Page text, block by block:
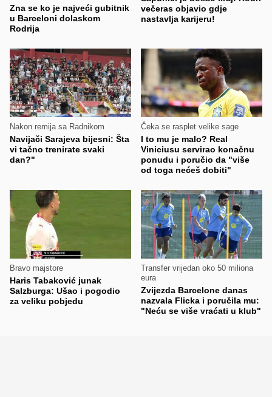
Zna se ko je najveći gubitnik
u Barceloni dolaskom
Rodrija
večeras objavio gdje
nastavlja karijeru!
Nakon remija sa Radnikom
Navijači Sarajeva bijesni: Šta
vi tačno trenirate svaki
dan?"
Čeka se rasplet velike sage
I to mu je malo? Real
Viniciusu servirao konačnu
ponudu i poručio da "više
od toga nećeš dobiti"
Bravo majstore
Haris Tabaković junak
Salzburga: Ušao i pogodio
za veliku pobjedu
Transfer vrijedan oko 50 miliona
eura
Zvijezda Barcelone danas
nazvala Flicka i poručila mu:
"Neću se više vraćati u klub"